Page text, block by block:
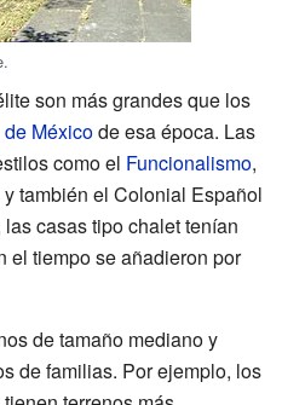
son más grandes que los
Méxicode esa época. Las
como el Funcionalismo,
también el Colonial Español
casas tipo chalet tenían
el tiempo se añadieron por
de tamaño mediano y
de familias. Por ejemplo, los